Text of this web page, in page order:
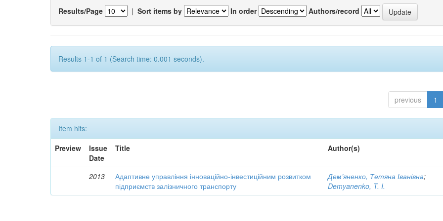
Results/Page | Sort items by In order Authors/record
Results 1-1 of 1 (Search time: 0.001 seconds).
previous 1
Item hits:
Preview
Issue
Date
Title Author(s)
2013
Адаптивне управління інноваційно-інвестиційним розвитком
підприємств залізничного транспорту
Дем’яненко, Тетяна Іванівна;
Demyanenko, T. I.